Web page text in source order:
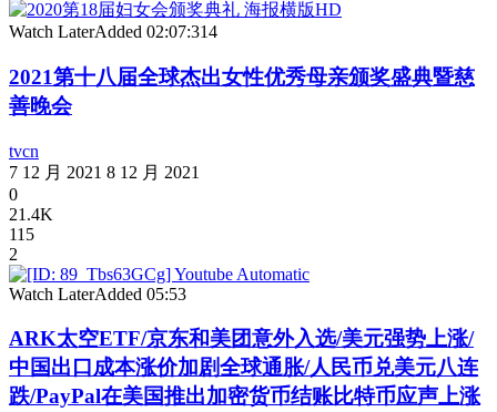
Watch LaterAdded 02:07:314
2021第十八届全球杰出女性优秀母亲颁奖盛典暨慈
善晚会
tvcn
7 12 月 2021 8 12 月 2021
0
21.4K
115
2
Watch LaterAdded 05:53
ARK太空ETF/京东和美团意外入选/美元强势上涨/
中国出口成本涨价加剧全球通胀/人民币兑美元八连
跌/PayPal在美国推出加密货币结账比特币应声上涨